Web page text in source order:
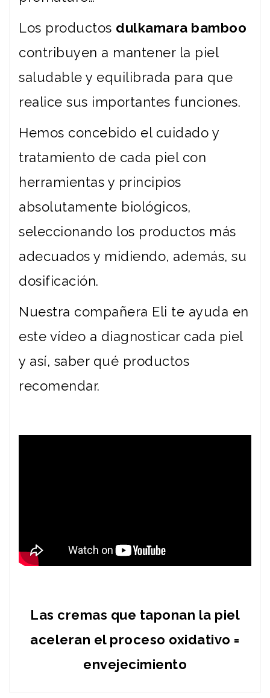
Los productos dulkamara bamboo
contribuyen a mantener la piel
saludable y equilibrada para que
realice sus importantes funciones.
Hemos concebido el cuidado y
tratamiento de cada piel con
herramientas y principios
absolutamente biológicos,
seleccionando los productos más
adecuados y midiendo, además, su
dosificación.
Nuestra compañera Eli te ayuda en
este vídeo a diagnosticar cada piel
y así, saber qué productos
recomendar.
Las cremas que taponan la piel
aceleran el proceso oxidativo =
envejecimiento